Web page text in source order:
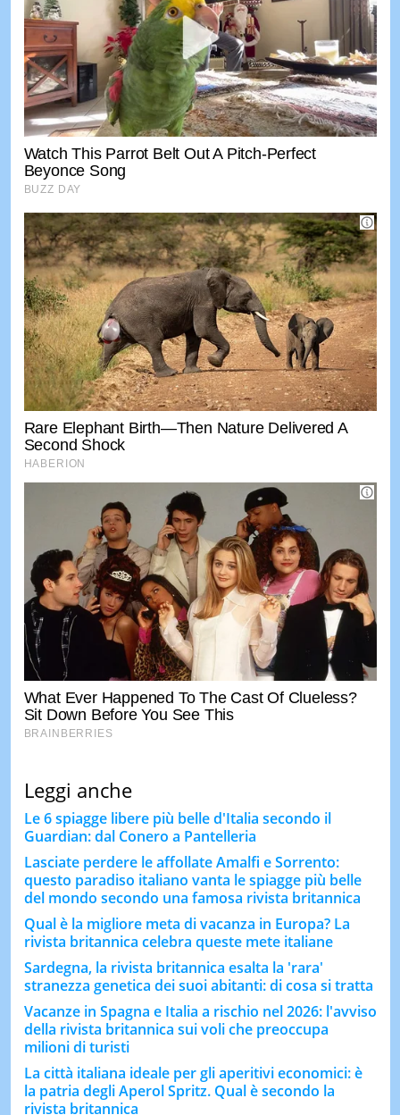
Leggi anche
Le 6 spiagge libere più belle d'Italia secondo il
Guardian: dal Conero a Pantelleria
Lasciate perdere le affollate Amalfi e Sorrento:
questo paradiso italiano vanta le spiagge più belle
del mondo secondo una famosa rivista britannica
Qual è la migliore meta di vacanza in Europa? La
rivista britannica celebra queste mete italiane
Sardegna, la rivista britannica esalta la 'rara'
stranezza genetica dei suoi abitanti: di cosa si tratta
Vacanze in Spagna e Italia a rischio nel 2026: l'avviso
della rivista britannica sui voli che preoccupa
milioni di turisti
La città italiana ideale per gli aperitivi economici: è
la patria degli Aperol Spritz. Qual è secondo la
rivista britannica